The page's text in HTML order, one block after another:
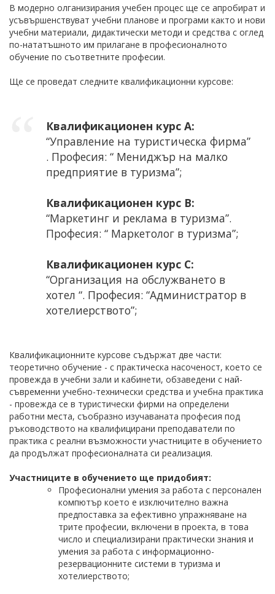
В модерно олганизирания учебен процес ще се апробират и
усъвършенствуват учебни планове и програми както и нови
учебни материали, дидактически методи и средства с оглед
по-нататъшното им прилагане в професионалното
обучение по съответните професии.
Ще се проведат следните квалификационни курсове:
Квалификационен курс А:
“Управление на туристическа фирма”
. Професия: “ Мениджър на малко
предприятие в туризма”;
Квалификационен курс В:
“Маркетинг и реклама в туризма”.
Професия: “ Маркетолог в туризма”;
Квалификационен курс С:
“Организация на обслужването в
хотел “. Професия: “Администратор в
хотелиерството”;
Квалификационните курсове съдържат две части:
теоретично обучение - с практическа насоченост, което се
провежда в учебни зали и кабинети, обзаведени с най-
съвременни учебно-технически средства и учебна практика
- провежда се в туристически фирми на определени
работни места, съобразно изучаваната професия под
ръководството на квалифицирани преподаватели по
практика с реални възможности участниците в обучението
да продължат професионалната си реализация.
Участниците в обучението ще придобият:
Професионални умения за работа с персонален
компютър което е изключително важна
предпоставка за ефективно упражняване на
трите професии, включени в проекта, в това
число и специализирани практически знания и
умения за работа с информационно-
резервационните системи в туризма и
хотелиерството;